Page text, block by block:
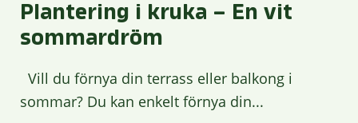
Plantering i kruka – En vit
sommardröm
Vill du förnya din terrass eller balkong i
sommar? Du kan enkelt förnya din...